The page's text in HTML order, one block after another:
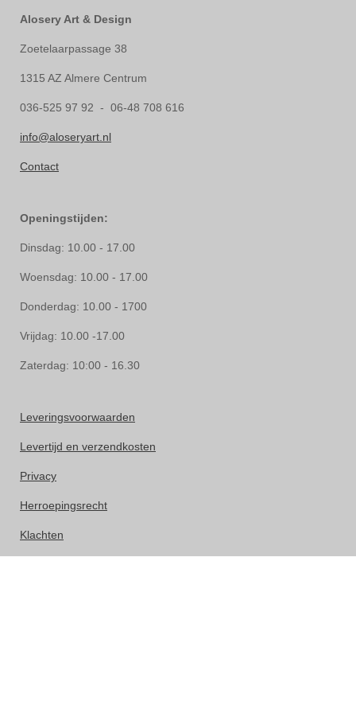
Alosery Art & Design
Zoetelaarpassage 38
1315 AZ Almere Centrum
036-525 97 92 - 06-48 708 616
info@aloseryart.nl
Contact
Openingstijden:
Dinsdag: 10.00 - 17.00
Woensdag: 10.00 - 17.00
Donderdag: 10.00 - 1700
Vrijdag: 10.00 -17.00
Zaterdag: 10:00 - 16.30
Leveringsvoorwaarden
Levertijd en verzendkosten
Privacy
Herroepingsrecht
Klachten